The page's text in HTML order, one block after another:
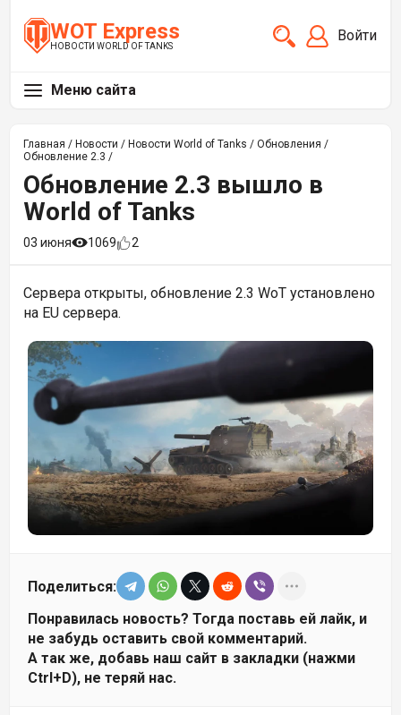
WOT Express
НОВОСТИ WORLD OF TANKS
Войти
Меню сайта
Главная / Новости / Новости World of Tanks / Обновления /
Обновление 2.3 /
Обновление 2.3 вышло в
World of Tanks
03 июня 1069 2
Сервера открыты, обновление 2.3 WoT установлено
на EU сервера.
Поделиться:
Понравилась новость? Тогда поставь ей лайк, и
не забудь оставить свой комментарий.
А так же, добавь наш сайт в закладки (нажми
Ctrl+D), не теряй нас.